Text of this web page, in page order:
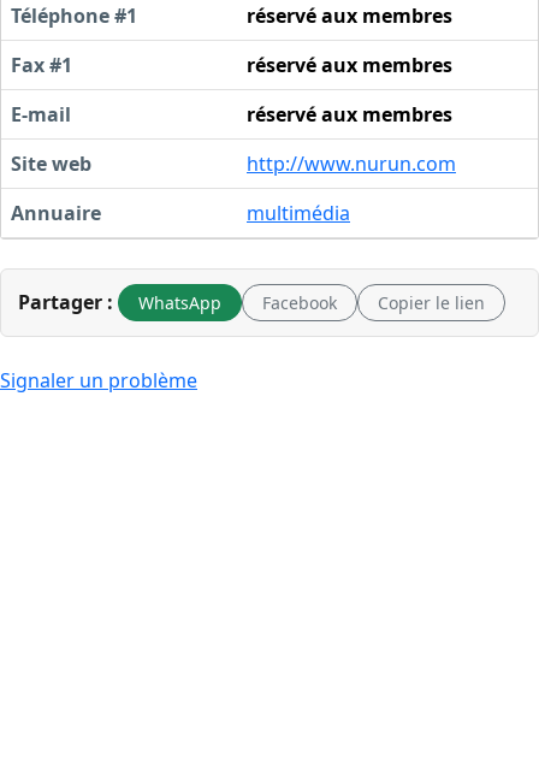
Téléphone #1
réservé aux membres
Fax #1
réservé aux membres
E-mail
réservé aux membres
Site web
http://www.nurun.com
Annuaire
multimédia
Partager : WhatsApp Facebook Copier le lien
Signaler un problème